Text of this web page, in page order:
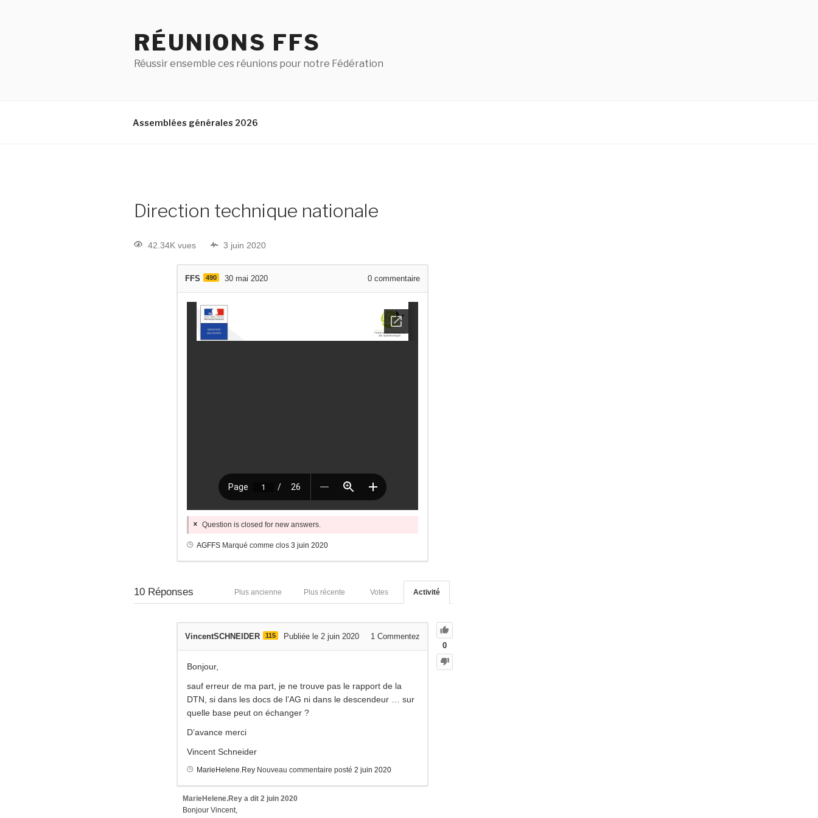
RÉUNIONS FFS
Réussir ensemble ces réunions pour notre Fédération
Assemblées générales 2026
Direction technique nationale
42.34K vues 3 juin 2020
FFS 490 30 mai 2020 0 commentaire
Question is closed for new answers.
AGFFS Marqué comme clos 3 juin 2020
10 Réponses Activité
Votes
Plus récente
Plus ancienne
0
VincentSCHNEIDER 115 Publiée le 2 juin 2020 1 Commentez
Bonjour,
sauf erreur de ma part, je ne trouve pas le rapport de la
DTN, si dans les docs de l’AG ni dans le descendeur … sur
quelle base peut on échanger ?
D’avance merci
Vincent Schneider
MarieHelene.Rey Nouveau commentaire posté 2 juin 2020
MarieHelene.Rey a dit 2 juin 2020
Bonjour Vincent,